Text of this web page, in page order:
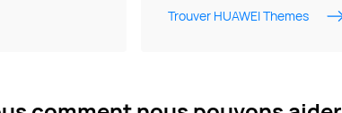
Trouver HUAWEI Themes